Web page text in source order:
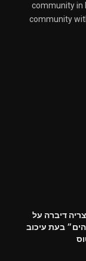
community in
community
דיברה על
בעת עיכוב